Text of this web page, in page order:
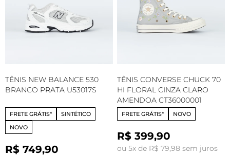
TÊNIS NEW BALANCE 530
BRANCO PRATA U53017S
FRETE GRÁTIS*
SINTÉTICO
NOVO
R$ 749,90
TÊNIS CONVERSE CHUCK 70
HI FLORAL CINZA CLARO
AMENDOA CT36000001
FRETE GRÁTIS* NOVO
R$ 399,90
ou 5x de R$ 79,98 sem juros